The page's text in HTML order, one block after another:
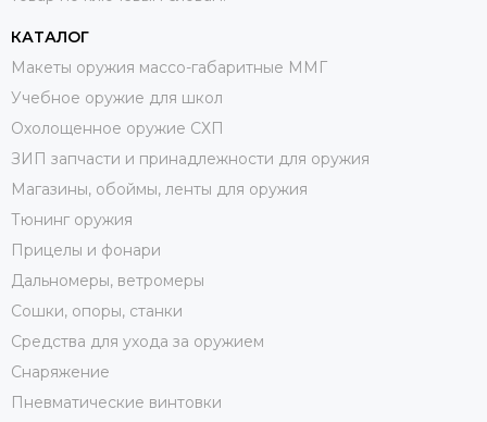
КАТАЛОГ
Макеты оружия массо-габаритные ММГ
Учебное оружие для школ
Охолощенное оружие СХП
ЗИП запчасти и принадлежности для оружия
Магазины, обоймы, ленты для оружия
Тюнинг оружия
Прицелы и фонари
Дальномеры, ветромеры
Сошки, опоры, станки
Средства для ухода за оружием
Снаряжение
Пневматические винтовки